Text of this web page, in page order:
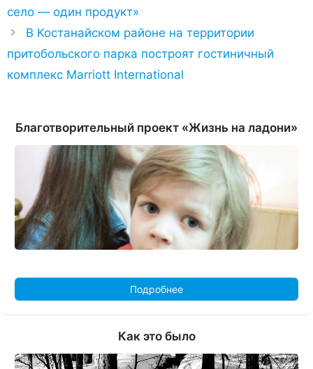
село — один продукт»
В Костанайском районе на территории
притобольского парка построят гостиничный
комплекс Marriott International
Благотворительный проект «Жизнь на ладони»
Подробнее
Как это было